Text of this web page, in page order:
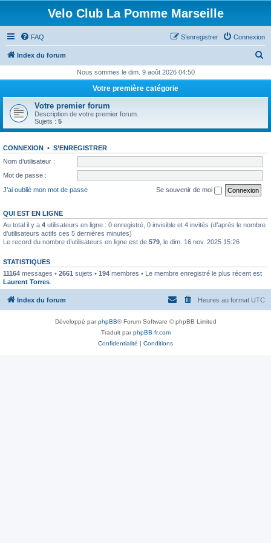
Velo Club La Pomme Marseille
FAQ Connexion
S’enregistrer
Index du forum
h
r
Nous sommes le dim. 9 août 2026 04:50
Votre première catégorie
Votre premier forum
Description de votre premier forum.
Sujets : 5
CONNEXION • S’ENREGISTRER
Nom d’utilisateur :
Mot de passe :
J’ai oublié mon mot de passe
Se souvenir de moi
QUI EST EN LIGNE
Au total il y a 4 utilisateurs en ligne : 0 enregistré, 0 invisible et 4 invités (d’après le nombre
d’utilisateurs actifs ces 5 dernières minutes)
Le record du nombre d’utilisateurs en ligne est de 579 , le dim. 16 nov. 2025 15:26
STATISTIQUES
11164 messages • 2661 sujets • 194 membres • Le membre enregistré le plus récent est
Laurent Torres
Index du forum Heures au format UTC
Développé parphpBB® Forum Software © phpBB Limited
Traduit parphpBB-fr.com
Confidentialité | Conditions